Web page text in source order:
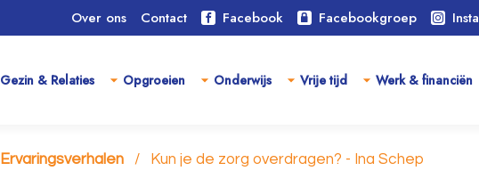
Over ons Contact Facebook Facebookgroep
Gezin & Relaties Opgroeien Onderwijs Vrije tijd Werk & financiën
Ervaringsverhalen Kun je de zorg overdragen? - Ina Schep